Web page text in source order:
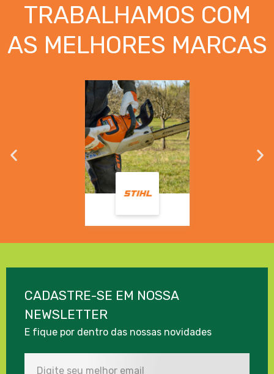
TRABALHAMOS COM
AS MELHORES MARCAS
CADASTRE-SE EM NOSSA
NEWSLETTER
E fique por dentro das nossas novidades